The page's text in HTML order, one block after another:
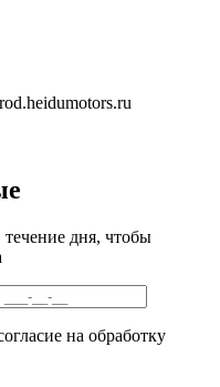
дня, чтобы
на обработку